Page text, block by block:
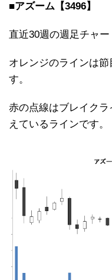
■アズーム【3496】
直近30週の週足チャ
オレンジのラインは
す。
赤の点線はブレイク
えているラインです。